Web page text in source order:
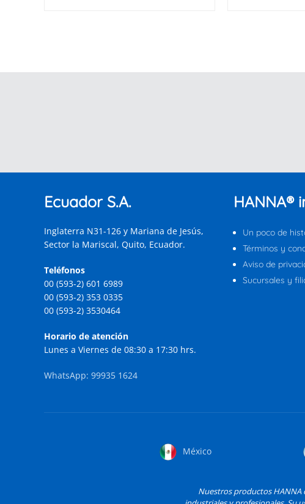
Ecuador S.A.
Inglaterra N31-126 y Mariana de Jesús,
Sector la Mariscal, Quito, Ecuador.
Teléfonos
00 (593-2) 601 6989
00 (593-2) 353 0335
00 (593-2) 3530464
Horario de atención
Lunes a Viernes de 08:30 a 17:30 hrs.
WhatsApp: 99935 1624
HANNA®
Un poco de
Términos y
Aviso de
Sucursales y
México
Nuestros productos HANNA